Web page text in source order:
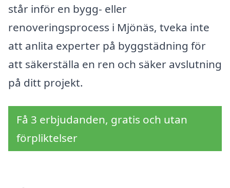
står inför en bygg- eller
renoveringsprocess i Mjönäs, tveka inte
att anlita experter på byggstädning för
att säkerställa en ren och säker avslutning
på ditt projekt.
Få 3 erbjudanden, gratis och utan
förpliktelser